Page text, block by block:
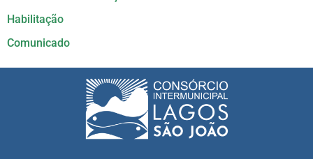
Habilitação
Comunicado